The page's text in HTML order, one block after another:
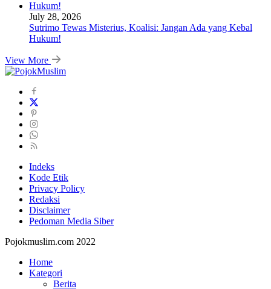
July 28, 2026
Sutrimo Tewas Misterius, Koalisi: Jangan Ada yang Kebal
Hukum!
View More
Indeks
Kode Etik
Privacy Policy
Redaksi
Disclaimer
Pedoman Media Siber
Pojokmuslim.com 2022
Home
Kategori
Berita